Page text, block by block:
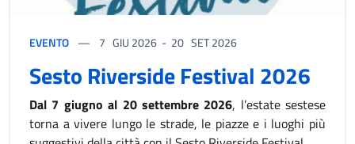
EVENTO 7 GIU 2026 - 20 SET 2026
Sesto Riverside Festival 2026
Dal 7 giugno al 20 settembre 2026, l’estate sestese
torna a vivere lungo le strade, le piazze e i luoghi più